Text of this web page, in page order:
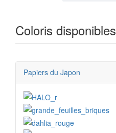
Coloris disponibles
Papiers du Japon